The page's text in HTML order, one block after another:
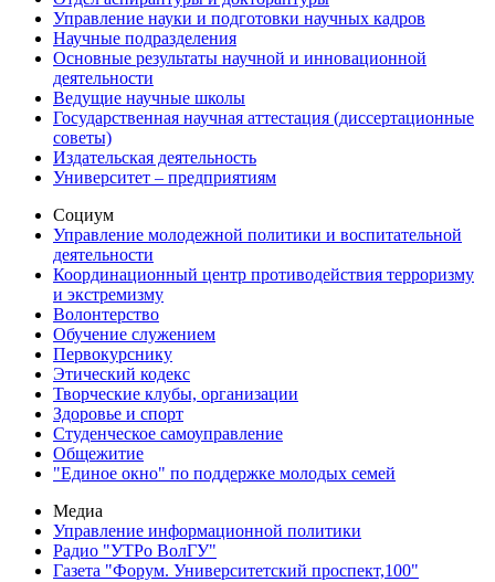
Управление науки и подготовки научных кадров
Научные подразделения
Основные результаты научной и инновационной
деятельности
Ведущие научные школы
Государственная научная аттестация (диссертационные
советы)
Издательская деятельность
Университет – предприятиям
Социум
Управление молодежной политики и воспитательной
деятельности
Координационный центр противодействия терроризму
и экстремизму
Волонтерство
Обучение служением
Первокурснику
Этический кодекс
Творческие клубы, организации
Здоровье и спорт
Студенческое самоуправление
Общежитие
"Единое окно" по поддержке молодых семей
Медиа
Управление информационной политики
Радио "УТРо ВолГУ"
Газета "Форум. Университетский проспект,100"